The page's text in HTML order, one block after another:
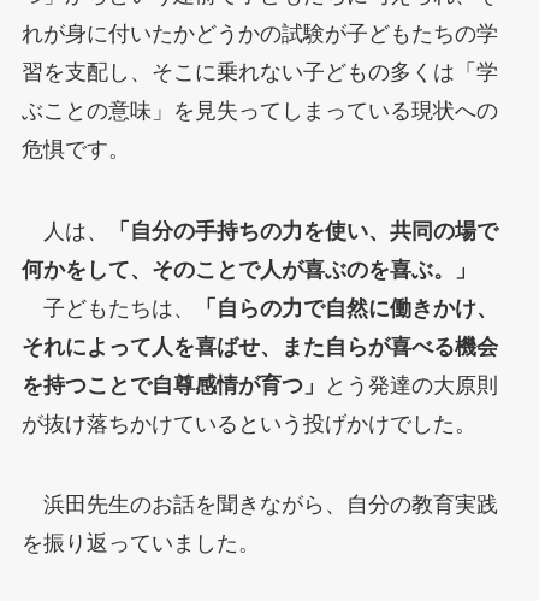
れが身に付いたかどうかの試験が子どもたちの学
習を支配し、そこに乗れない子どもの多くは「学
ぶことの意味」を見失ってしまっている現状への
危惧です。
人は、
「自分の手持ちの力を使い、共同の場で
何かをして、そのことで人が喜ぶのを喜ぶ。」
子どもたちは、
「自らの力で自然に働きかけ、
それによって人を喜ばせ、また自らが喜べる機会
を持つことで自尊感情が育つ」
とう発達の大原則
が抜け落ちかけているという投げかけでした。
浜田先生のお話を聞きながら、自分の教育実践
を振り返っていました。